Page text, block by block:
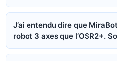
J’ai entendu dire que
robot 3 axes que l’OSR2+.